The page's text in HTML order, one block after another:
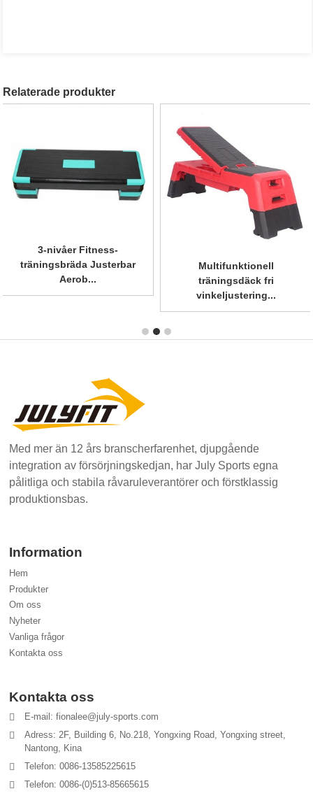
Relaterade produkter
Multifunktions Aerobic
Stepper Fitness Step
Boa...
träningsbräda Justerbar
Aerob...
Med mer än 12 års branscherfarenhet, djupgående
integration av försörjningskedjan, har July Sports egna
pålitliga och stabila råvaruleverantörer och förstklassig
produktionsbas.
Information
Hem
Produkter
Om oss
Nyheter
Vanliga frågor
Kontakta oss
Kontakta oss
E-mail: fionalee@july-sports.com
Adress: 2F, Building 6, No.218, Yongxing Road, Yongxing street,
Nantong, Kina
Telefon: 0086-13585225615
Telefon: 0086-(0)513-85665615